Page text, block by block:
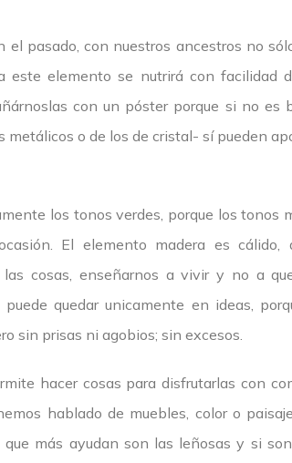
pasado, con nuestros ancestros no
elemento se nutrirá con facilidad
con un póster porque si no es
o de los de cristal- sí pueden
los tonos verdes, porque los tonos
El elemento madera es cálido,
cosas, enseñarnos a vivir y no a
quedar unicamente en ideas,
sin prisas ni agobios; sin excesos.
hacer cosas para disfrutarlas con
hablado de muebles, color o
más ayudan son las leñosas y si